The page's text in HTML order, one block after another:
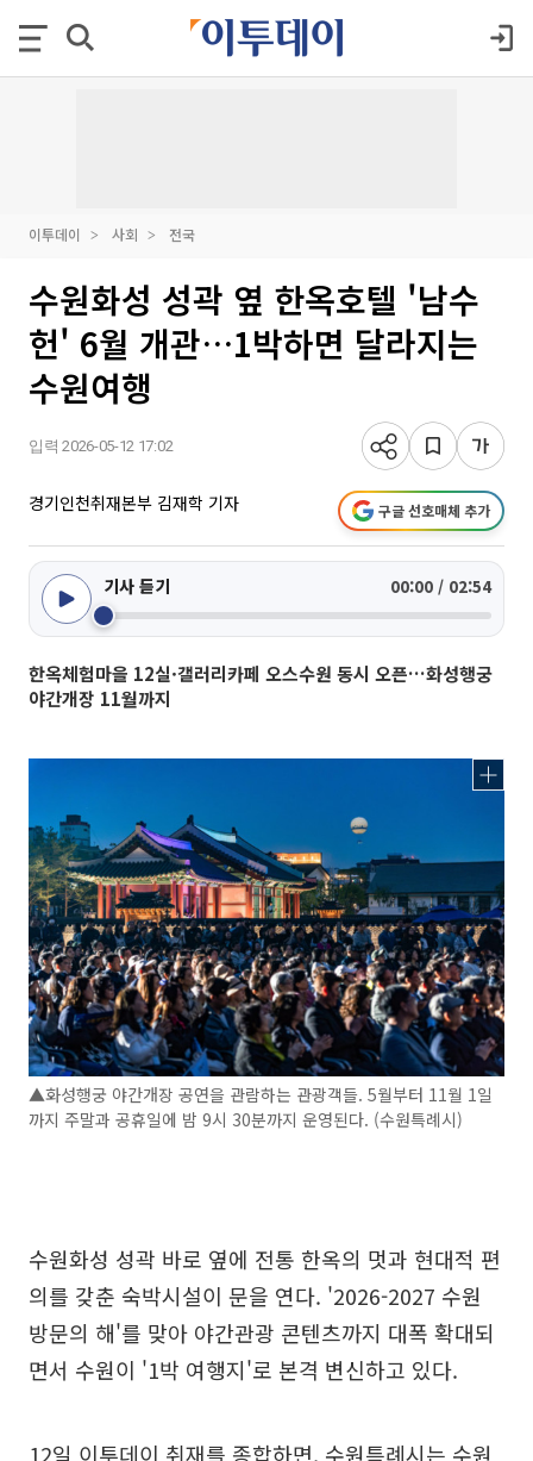
이투데이 사회 전국
수원화성 성곽 옆 한옥호텔 '남수
헌' 6월 개관…1박하면 달라지는
수원여행
입력 2026-05-12 17:02
경기인천취재본부 김재학 기자 구글 선호매체 추가
기사 듣기 00:00 / 02:54
한옥체험마을 12실·갤러리카페 오스수원 동시 오픈…화성행궁
야간개장 11월까지
▲화성행궁 야간개장 공연을 관람하는 관광객들. 5월부터 11월 1일
까지 주말과 공휴일에 밤 9시 30분까지 운영된다. (수원특례시)
수원화성 성곽 바로 옆에 전통 한옥의 멋과 현대적 편
의를 갖춘 숙박시설이 문을 연다. '2026-2027 수원
방문의 해'를 맞아 야간관광 콘텐츠까지 대폭 확대되
면서 수원이 '1박 여행지'로 본격 변신하고 있다.
12일 이투데이 취재를 종합하면, 수원특례시는 수원